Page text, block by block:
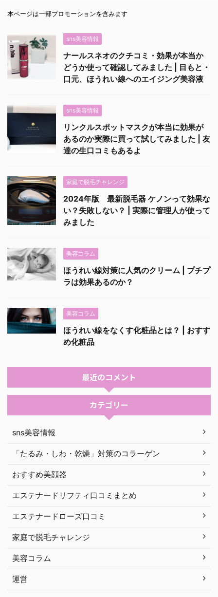
本ページは一部プロモーションを含みます
sns美容情報
ナールスネオのクチコミ・効果が本当か
どうか使って確認してみました | 目もと・
口元、ほうれい線へのエイジング美容液
sns美容情報
リンクルスポットマスクが本当に効果が
あるのか実際に買って試してみました | 友
達の生口コミもあるよ
家庭で脱毛チャレンジ
2024年版 最新脱毛器 ケノンって効果な
い？失敗しない？ | 実際に管理人が使って
みました
美容コラム
ほうれい線対策に人気のクリーム | プチプ
ラは効果あるのか？
美容コラム
ほうれい線をなくす化粧品とは？ | おすす
め化粧品
最近のコメント
カテゴリー
sns美容情報
「たるみ・しわ・乾燥」対策のコラーゲン
おすすめ美顔器
エステナードリフティ口コミまとめ
エステナードローズ口コミ
家庭で脱毛チャレンジ
美容コラム
運営